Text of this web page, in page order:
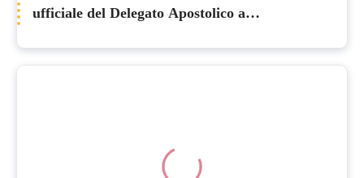
ufficiale del Delegato Apostolico a